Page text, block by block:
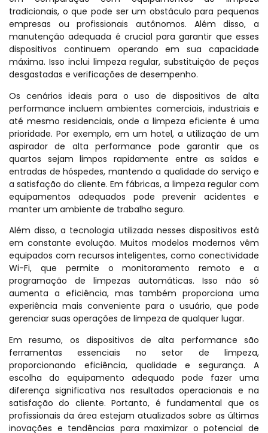
tradicionais, o que pode ser um obstáculo para pequenas
empresas ou profissionais autônomos. Além disso, a
manutenção adequada é crucial para garantir que esses
dispositivos continuem operando em sua capacidade
máxima. Isso inclui limpeza regular, substituição de peças
desgastadas e verificações de desempenho.
Os cenários ideais para o uso de dispositivos de alta
performance incluem ambientes comerciais, industriais e
até mesmo residenciais, onde a limpeza eficiente é uma
prioridade. Por exemplo, em um hotel, a utilização de um
aspirador de alta performance pode garantir que os
quartos sejam limpos rapidamente entre as saídas e
entradas de hóspedes, mantendo a qualidade do serviço e
a satisfação do cliente. Em fábricas, a limpeza regular com
equipamentos adequados pode prevenir acidentes e
manter um ambiente de trabalho seguro.
Além disso, a tecnologia utilizada nesses dispositivos está
em constante evolução. Muitos modelos modernos vêm
equipados com recursos inteligentes, como conectividade
Wi-Fi, que permite o monitoramento remoto e a
programação de limpezas automáticas. Isso não só
aumenta a eficiência, mas também proporciona uma
experiência mais conveniente para o usuário, que pode
gerenciar suas operações de limpeza de qualquer lugar.
Em resumo, os dispositivos de alta performance são
ferramentas essenciais no setor de limpeza,
proporcionando eficiência, qualidade e segurança. A
escolha do equipamento adequado pode fazer uma
diferença significativa nos resultados operacionais e na
satisfação do cliente. Portanto, é fundamental que os
profissionais da área estejam atualizados sobre as últimas
inovações e tendências para maximizar o potencial de